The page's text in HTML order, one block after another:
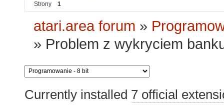
Strony 1
atari.area forum »
» Problem z wykryciem
Currently installed 7 official